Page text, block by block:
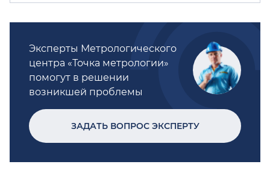
Эксперты Метрологического
центра «Точка метрологии»
помогут в решении
возникшей проблемы
ЗАДАТЬ ВОПРОС ЭКСПЕРТУ